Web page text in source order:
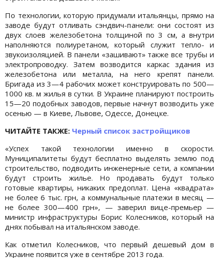
По технологии, которую придумали итальянцы, прямо на
заводе будут отливать сэндвич-панели: они состоят из
двух слоев железобетона толщиной по 3 см, а внутри
наполняются полиуретаном, который служит тепло- и
звукоизоляцией. В панели «зашивают» также все трубы и
электропроводку. Затем возводится каркас здания из
железобетона или металла, на него крепят панели.
Бригада из 3—4 рабочих может конструировать по 500—
1000 кв. м жилья в сутки. В Украине планируют построить
15—20 подобных заводов, первые начнут возводить уже
осенью — в Киеве, Львове, Одессе, Донецке.
ЧИТАЙТЕ ТАКЖЕ: Черный список застройщиков
«Успех такой технологии именно в скорости.
Муниципалитеты будут бесплатно выделять землю под
строительство, подводить инженерные сети, а компании
будут строить жилье. Но продавать будут только
готовые квартиры, никаких предоплат. Цена «квадрата»
не более 6 тыс. грн, а коммунальные платежи в месяц —
не более 300—400 грн», — заверил вице-премьер —
министр инфраструктуры Борис Колесников, который на
днях побывал на итальянском заводе.
Как отметил Колесников, что первый дешевый дом в
Украине появится уже в сентябре 2013 года.